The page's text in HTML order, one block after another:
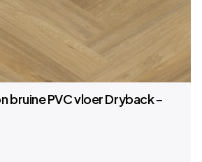
bruine PVC vloer Dryback –